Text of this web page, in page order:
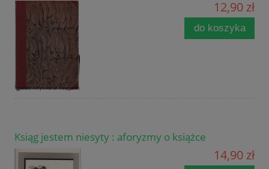
12,90 zł
do koszyka
Ksiąg jestem niesyty : aforyzmy o książce
14,90 zł